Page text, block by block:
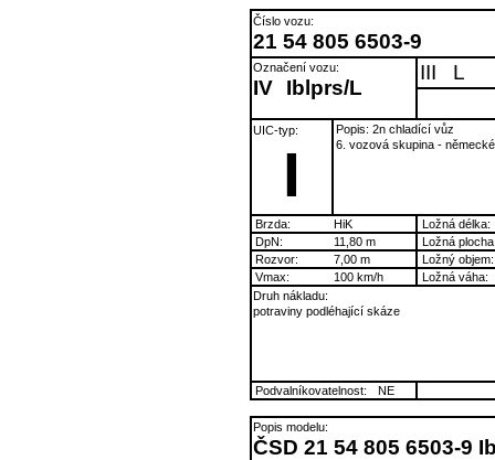
Číslo vozu:
21 54 805 6503-9
Označení vozu:
IV Iblprs/L
III L
UIC-typ:
I
Popis: 2n chladící vůz
6. vozová skupina -
Brzda: HiK
Ložná délka:
DpN:
11,80 m
Ložná
Rozvor:
7,00 m
Ložný objem:
Vmax:
100 km/h
Ložná váha:
Druh nákladu:
potraviny podléhající skáze
Podvalníkovatelnost: NE
Popis modelu:
ČSD 21 54 805 6503-9